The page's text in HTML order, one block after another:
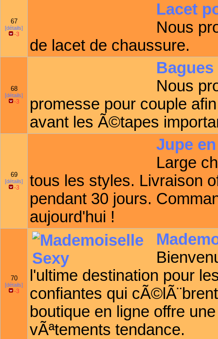
67
[détails]
-3
Lacet
Nous
de lacet de chaussure.
68
[détails]
-3
Nous
promesse pour couple
avant les Ã©tapes
69
[détails]
-3
Jupe
Large
tous les styles. Livraison
pendant 30 jours.
aujourd'hui !
70
[détails]
-3
l'ultime destination pour
confiantes qui
boutique en ligne offre
vÃªtements tendance.